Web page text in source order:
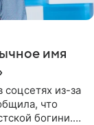
имя
соцсетях из-за
что
богини.